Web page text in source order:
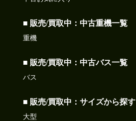
■ 販売/買取中：中古重機一覧
重機
■ 販売/買取中：中古バス一覧
バス
■ 販売/買取中：サイズから探す
大型